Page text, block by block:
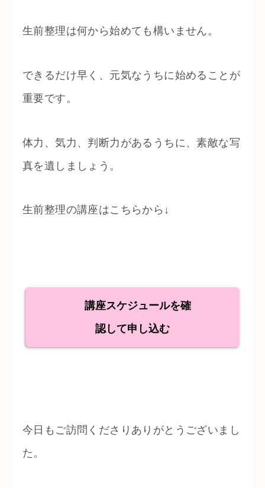
生前整理は何から始めても構いません。
できるだけ早く、元気なうちに始めることが
重要です。
体力、気力、判断力があるうちに、素敵な写
真を遺しましょう。
生前整理の講座はこちらから↓
講座スケジュールを確
認して申し込む
今日もご訪問くださりありがとうございまし
た。